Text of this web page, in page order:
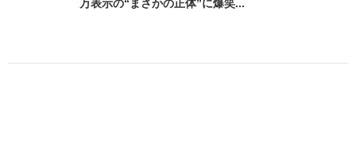
万表示の“まさかの正体”に爆笑...